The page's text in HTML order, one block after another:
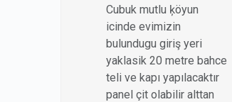
Cubuk mutlu ķöyun
icinde evimizin
bulundugu giriş yeri
yaklasik 20 metre bahce
teli ve kapı yapılacaktır
panel çit olabilir alttan